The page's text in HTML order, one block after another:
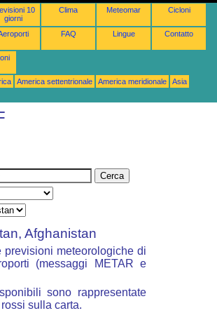
10
giorni
Clima Meteomar Cicloni
FAQ Lingue Contatto
America settentrionale America meridionale
Asia
Afghanistan
previsioni meteorologiche di
(messaggi METAR e
sono rappresentate
sulla carta.